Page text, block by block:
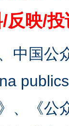
反映/
中国公
、《公